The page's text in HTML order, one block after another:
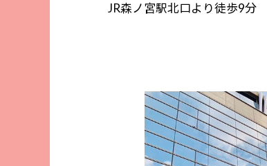
JR森ノ宮駅北口より徒歩9分